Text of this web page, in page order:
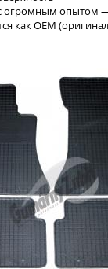
огромным опытом —
как OEM